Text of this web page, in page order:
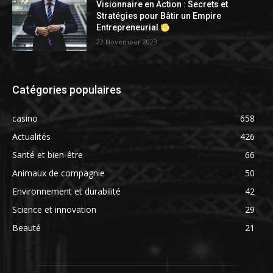
Visionnaire en Action : Secrets et
Stratégies pour Bâtir un Empire
Entrepreneurial
22 November 2023
Catégories populaires
casino
658
Actualités
426
Santé et bien-être
66
Animaux de compagnie
50
Environnement et durabilité
42
Science et innovation
29
Beauté
21